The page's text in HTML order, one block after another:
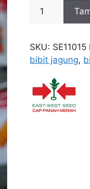
Jagung
Bonanza
F1
SKU: SE11015
bibit jagung,